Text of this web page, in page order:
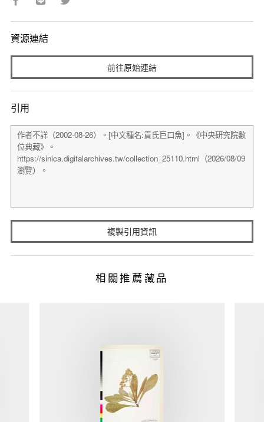
資源連結
前往原始連結
引用
複製引用資訊
相關推薦藏品